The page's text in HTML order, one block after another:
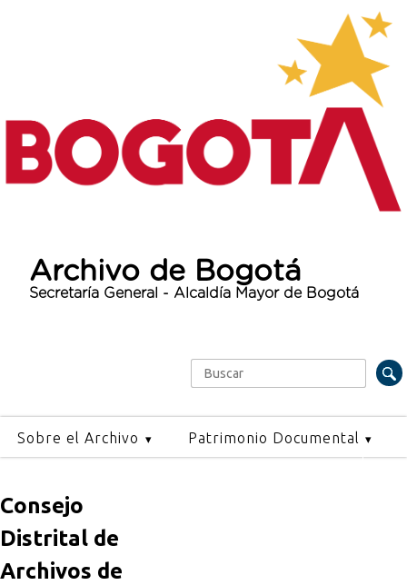
Archivo de Bogotá
Secretaría General - Alcaldía Mayor de Bogotá
Formulario de búsqueda
Buscar
Sobre el Archivo Patrimonio Documental
Consejo
Distrital de
Archivos de